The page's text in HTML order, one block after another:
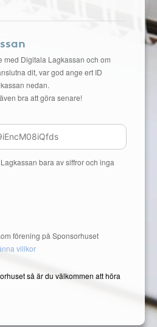
med Digitala Lagkassan och om
dit, var god ange ert ID
nedan.
bra att göra senare!
bara av siffror och inga
förening på Sponsorhuset
villkor
så är du välkommen att höra